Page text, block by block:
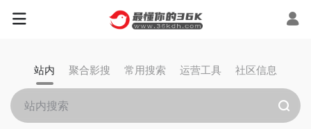
站内 聚合影搜 常用搜索 运营工具 社区信息